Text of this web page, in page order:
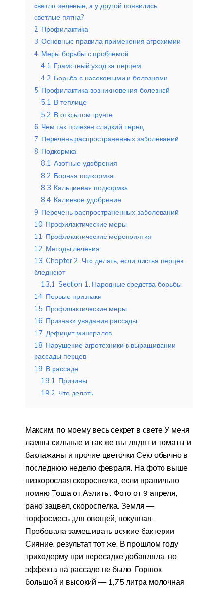
светло-зеленые, а у другой появились
светлые пятна?
2 Профилактика
3 Основные правила применения агрохимии
4 Меры борьбы с проблемой
4.1 Грамотный уход за перцем
4.2 Борьба с насекомыми и болезнями
5 Профилактика возникновения болезней
5.1 В теплице
5.2 В открытом грунте
6 Чем так полезен сладкий перец
7 Перечень распространенных заболеваний
8 Подкормка
8.1 Азотные удобрения
8.2 Борная подкормка
8.3 Кальциевая подкормка
8.4 Калиевое удобрение
9 Перечень распространенных заболеваний
10 Профилактические меры
11 Профилактические мероприятия
12 Методы лечения
13 Chapter 2. Что делать, если листья перцев
бледнеют
13.1 Section 1. Народные средства борьбы
14 Первые признаки
15 Профилактические меры
16 Признаки увядания рассады
17 Дефицит минералов
18 Нарушение агротехники в выращивании
рассады перцев
19 В рассаде
19.1 Причины
19.2 Что делать
Максим, по моему весь секрет в свете У меня
лампы сильные и так же выглядят и томаты и
баклажаны и прочие цветочки Сею обычно в
последнюю неделю февраля. На фото выше
низкорослая скороспелка, если правильно
помню Тоша от Аэлиты. Фото от 9 апреля,
рано зацвел, скороспелка. Земля —
торфосмесь для овощей, покупная.
Пробовала замешивать всякие бактерии
Сияние, результат тот же. В прошлом году
триходерму при пересадке добавляла, но
эффекта на рассаде не было. Горшок
большой и высокий — 1,75 литра молочная